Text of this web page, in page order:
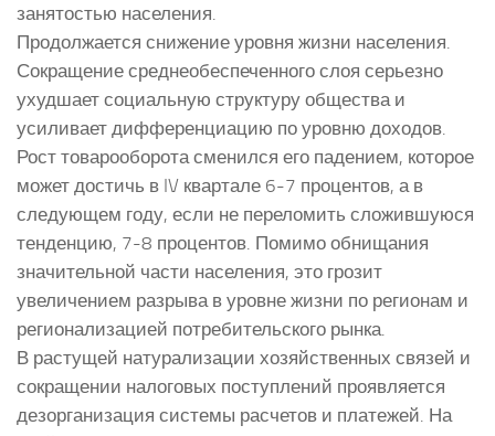
занятостью населения.
Продолжается снижение уровня жизни населения.
Сокращение среднеобеспеченного слоя серьезно
ухудшает социальную структуру общества и
усиливает дифференциацию по уровню доходов.
Рост товарооборота сменился его падением, которое
может достичь в IV квартале 6-7 процентов, а в
следующем году, если не переломить сложившуюся
тенденцию, 7-8 процентов. Помимо обнищания
значительной части населения, это грозит
увеличением разрыва в уровне жизни по регионам и
регионализацией потребительского рынка.
В растущей натурализации хозяйственных связей и
сокращении налоговых поступлений проявляется
дезорганизация системы расчетов и платежей. На